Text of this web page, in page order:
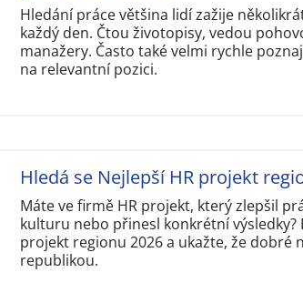
Hledání práce většina lidí zažije
každý den. Čtou životopisy, vedou
manažery. Často také velmi rychle
na relevantní pozici.
Hledá se Nejlepší HR projekt
Máte ve firmě HR projekt, který zlepšil
kulturu nebo přinesl konkrétní
projekt regionu 2026 a ukažte, že dobré
republikou.